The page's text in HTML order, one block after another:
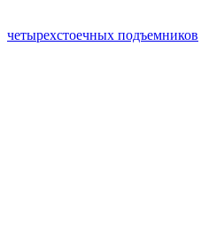
четырехстоечных подъемников